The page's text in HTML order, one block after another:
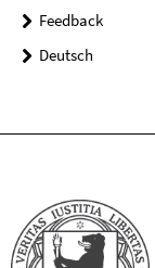
Feedback
Deutsch